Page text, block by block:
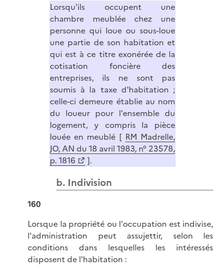
Lorsqu'ils occupent une
chambre meublée chez une
personne qui loue ou sous-loue
une partie de son habitation et
qui est à ce titre exonérée de la
cotisation foncière des
entreprises, ils ne sont pas
soumis à la taxe d'habitation ;
celle-ci demeure établie au nom
du loueur pour l'ensemble du
logement, y compris la pièce
louée en meublé [ RM Madrelle,
JO, AN du 18 avril 1983, n° 23578,
p. 1816
].
b. Indivision
160
Lorsque la propriété ou l'occupation est indivise,
l'administration peut assujettir, selon les
conditions dans lesquelles les intéressés
disposent de l'habitation :